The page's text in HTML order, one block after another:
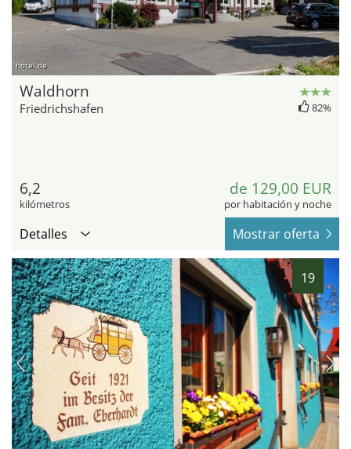
hotel.de
Waldhorn
Friedrichshafen 82%
6,2
kilómetros
de 129,00 EUR
por habitación y noche
Detalles Mostrar oferta
19